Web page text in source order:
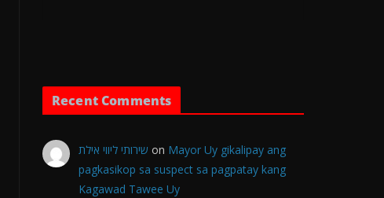
Recent Comments
שירותי ליווי אילת on Mayor Uy gikalipay ang
pagkasikop sa suspect sa pagpatay kang
Kagawad Tawee Uy